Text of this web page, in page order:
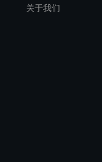
关于我们